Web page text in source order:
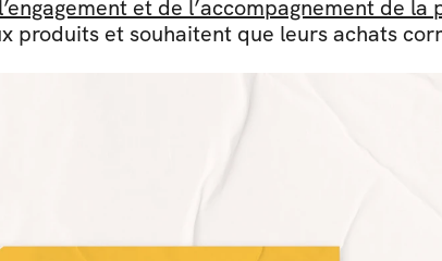
et de l’accompagnement de la
produits et souhaitent que leurs achats